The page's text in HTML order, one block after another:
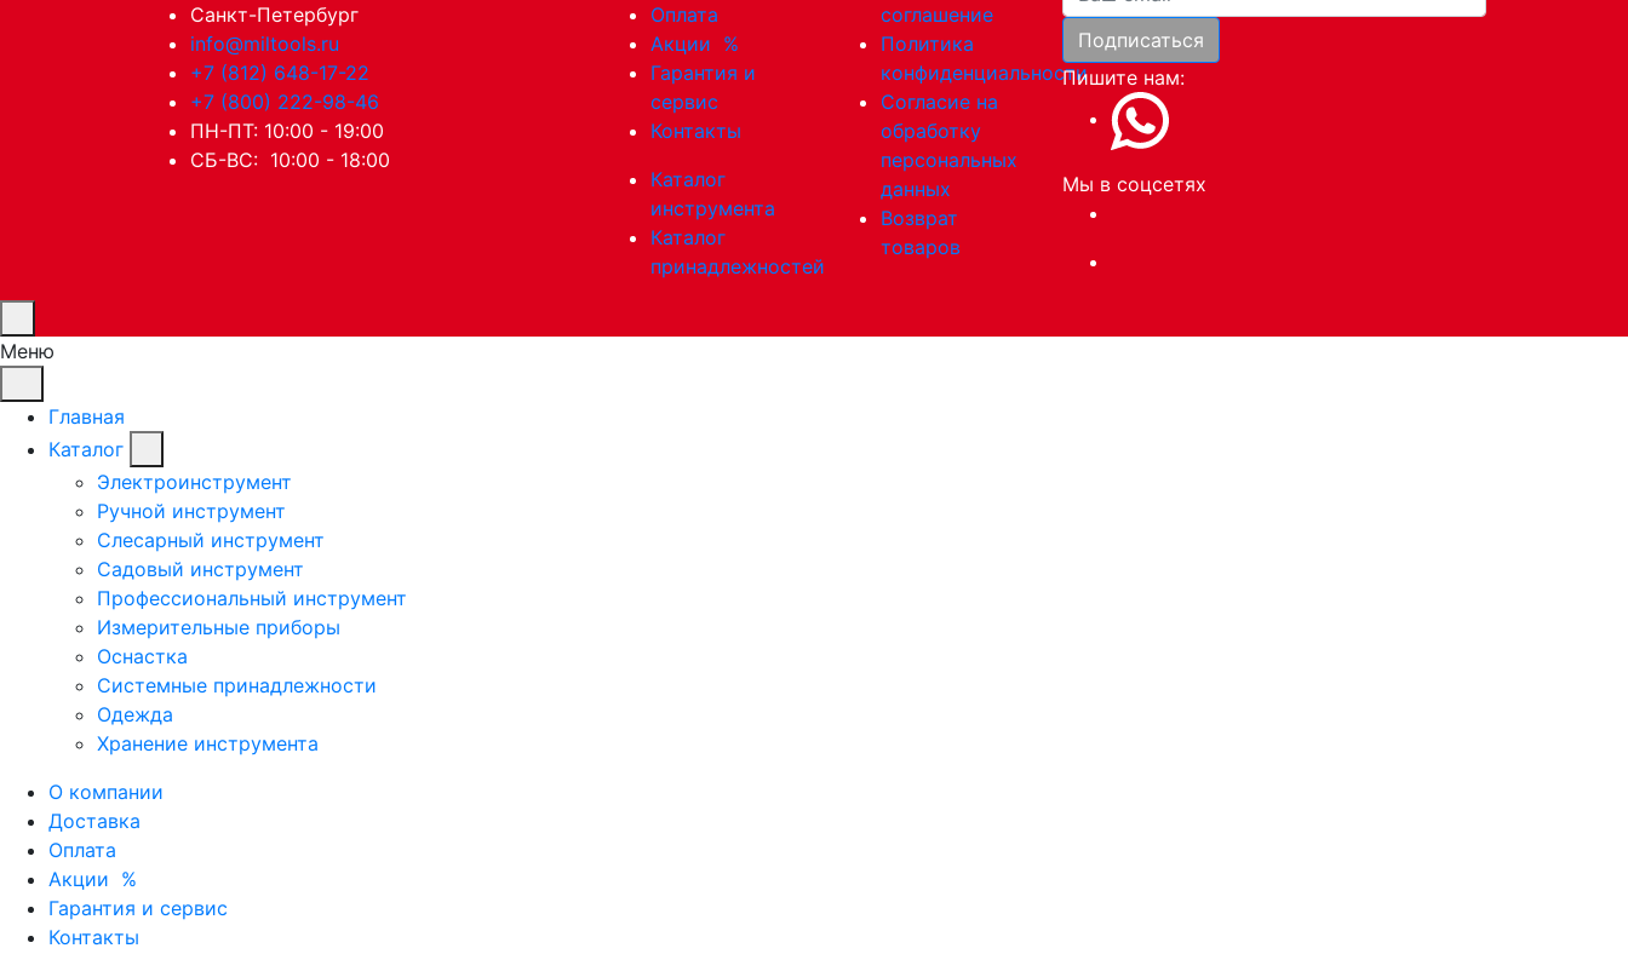
Санкт-Петербург
info@miltools.ru
+7 (812) 648-17-22
+7 (800) 222-98-46
ПН-ПТ: 10:00 - 19:00
СБ-ВС: 10:00 - 18:00
Оплата
Акции %
Гарантия и
сервис
Контакты
Каталог
инструмента
Каталог
принадлежностей
соглашение
Политика
конфиденциальности
Согласие на
обработку
персональных
данных
Возврат
товаров
Подписаться
Пишите нам:
Мы в соцсетях
Меню
Главная
Каталог
Электроинструмент
Ручной инструмент
Слесарный инструмент
Садовый инструмент
Профессиональный инструмент
Измерительные приборы
Оснастка
Системные принадлежности
Одежда
Хранение инструмента
О компании
Доставка
Оплата
Акции %
Гарантия и сервис
Контакты